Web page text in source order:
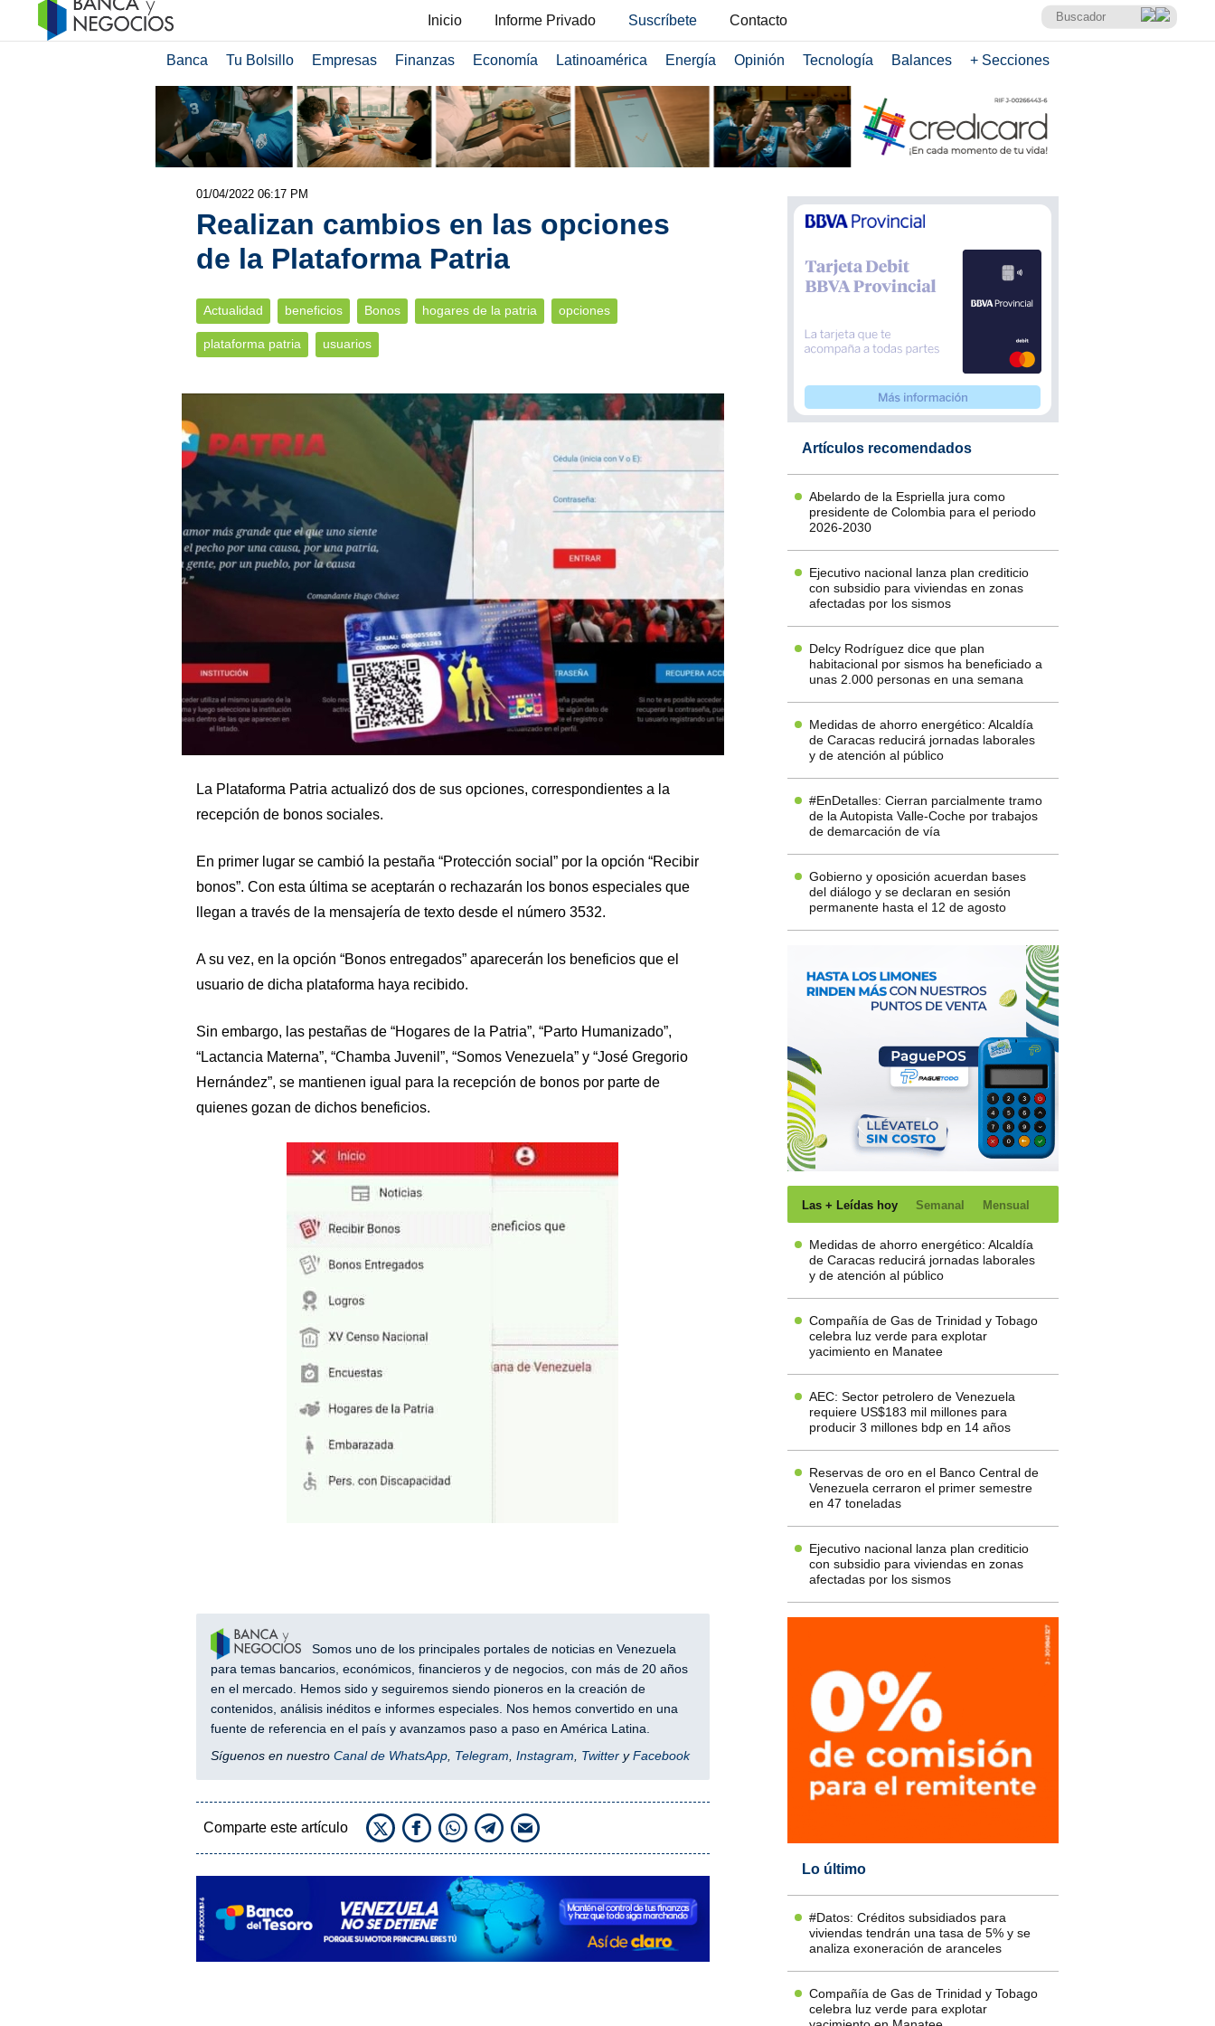
Inicio Informe Privado Suscríbete Contacto
Banca Tu Bolsillo Empresas Finanzas Economía Latinoamérica Energía Opinión Tecnología Balances + Secciones
01/04/2022 06:17 PM
Realizan cambios en las opciones
de la Plataforma Patria
Actualidad beneficios Bonos hogares de la patria opciones
plataforma patria usuarios
La Plataforma Patria actualizó dos de sus opciones, correspondientes a la
recepción de bonos sociales.
En primer lugar se cambió la pestaña “Protección social” por la opción “Recibir
bonos”. Con esta última se aceptarán o rechazarán los bonos especiales que
llegan a través de la mensajería de texto desde el número 3532.
A su vez, en la opción “Bonos entregados” aparecerán los beneficios que el
usuario de dicha plataforma haya recibido.
Sin embargo, las pestañas de “Hogares de la Patria”, “Parto Humanizado”,
“Lactancia Materna”, “Chamba Juvenil”, “Somos Venezuela” y “José Gregorio
Hernández”, se mantienen igual para la recepción de bonos por parte de
quienes gozan de dichos beneficios.
Somos uno de los principales portales de noticias en Venezuela
para temas bancarios, económicos, financieros y de negocios, con más de 20 años
en el mercado. Hemos sido y seguiremos siendo pioneros en la creación de
contenidos, análisis inéditos e informes especiales. Nos hemos convertido en una
fuente de referencia en el país y avanzamos paso a paso en América Latina.
Síguenos en nuestro Canal de WhatsApp, Telegram Instagram TwitteryFacebook
Comparte este artículo
Artículos recomendados
Abelardo de la Espriella jura como
presidente de Colombia para el periodo
2026-2030
Ejecutivo nacional lanza plan crediticio
con subsidio para viviendas en zonas
afectadas por los sismos
Delcy Rodríguez dice que plan
habitacional por sismos ha beneficiado a
unas 2.000 personas en una semana
Medidas de ahorro energético: Alcaldía
de Caracas reducirá jornadas laborales
y de atención al público
#EnDetalles: Cierran parcialmente tramo
de la Autopista Valle-Coche por trabajos
de demarcación de vía
Gobierno y oposición acuerdan bases
del diálogo y se declaran en sesión
permanente hasta el 12 de agosto
Las + Leídas hoy Semanal Mensual
Medidas de ahorro energético: Alcaldía
de Caracas reducirá jornadas laborales
y de atención al público
Compañía de Gas de Trinidad y Tobago
celebra luz verde para explotar
yacimiento en Manatee
AEC: Sector petrolero de Venezuela
requiere US$183 mil millones para
producir 3 millones bdp en 14 años
Reservas de oro en el Banco Central de
Venezuela cerraron el primer semestre
en 47 toneladas
Ejecutivo nacional lanza plan crediticio
con subsidio para viviendas en zonas
afectadas por los sismos
Lo último
#Datos: Créditos subsidiados para
viviendas tendrán una tasa de 5% y se
analiza exoneración de aranceles
Compañía de Gas de Trinidad y Tobago
celebra luz verde para explotar